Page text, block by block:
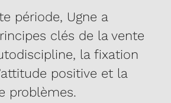
période, Ugne a
clés de la vente
la fixation
positive et la
problèmes.